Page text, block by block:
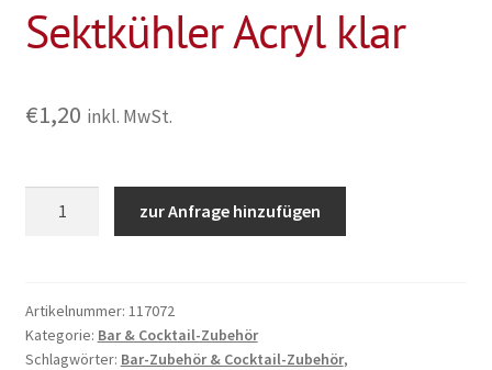
Sektkühler Acryl klar
€1,20 inkl. MwSt.
zur Anfrage hinzufügen
Artikelnummer: 117072
Kategorie: Bar & Cocktail-Zubehör
Schlagwörter: Bar-Zubehör & Cocktail-Zubehör,